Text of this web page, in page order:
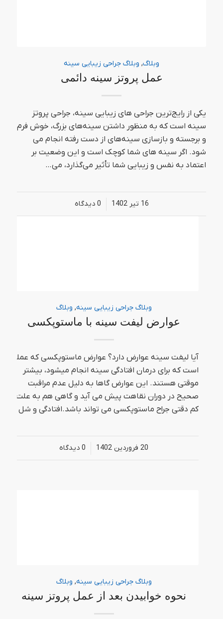
وبلاگ, وبلاگ جراحی زیبایی سینه
عمل پروتز سینه دائمی
یکی از رایج‌ترین جراحی های زیبایی سینه، جراحی پروتز
سینه است که به منظور داشتن سینه‌های بزرگ، خوش فرم
و برجسته و بازسازی سینه‌های از دست رفته انجام می
شود. اگر سینه‌ های شما کوچک است و این وضعیت بر
اعتماد به نفس و زیبایی شما تأثیر می‌گذارد، می…
16 تیر 1402 / 0 دیدگاه‌
وبلاگ جراحی زیبایی سینه, وبلاگ
عوارض لیفت سینه با ماستوپکسی
آیا لیفت سینه عوارض دارد؟ عوارض ماستوپکسی که عملی
است که برای درمان افتادگی سینه انجام میشود، بیشتر
موقتی هستند. این عوارض گاها به دلیل عدم مراقبت
صحیح در دوران نقاهت پیش می آید و گاهی هم به علت
کم دقتی جراح ماستوپکسی می تواند باشد.افتادگی و شل …
20 فروردین 1402 / 0 دیدگاه‌
وبلاگ جراحی زیبایی سینه, وبلاگ
نحوه خوابیدن بعد از عمل پروتز سینه